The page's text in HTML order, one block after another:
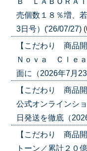
売個数１８％増、
3日号）('26/07/27)
【こだわり 商品
Ｎｏｖａ Ｃｌｅ
面に（2026年7月
【こだわり 商品
公式オンラインシ
日発送を徹底（
【こだわり 商品
トーン／累計２０